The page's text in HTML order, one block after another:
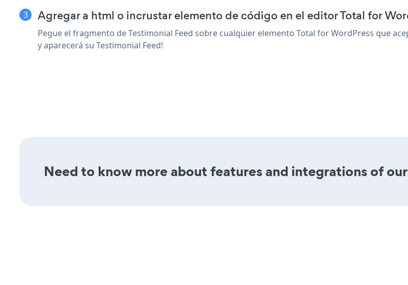
Agregar a html o incrustar elemento de código en el editor Total for
Pegue el fragmento de Testimonial Feed sobre cualquier elemento Total for WordPress que
y aparecerá su Testimonial Feed!
Need to know more about features and integrations of